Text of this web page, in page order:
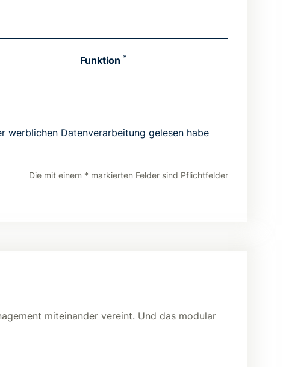
Funktion *
werblichen Datenverarbeitung gelesen habe
Die mit einem * markierten Felder sind Pflichtfelder
miteinander vereint. Und das modular